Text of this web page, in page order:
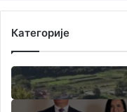
Категорије